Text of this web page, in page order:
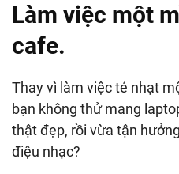
Làm việc một
cafe.
Thay vì làm việc tẻ nhạt
bạn không thử mang
thật đẹp, rồi vừa tận
điệu nhạc?